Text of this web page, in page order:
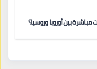
بين أوروبا وروسيا؟